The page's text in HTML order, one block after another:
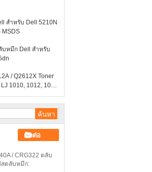
สำหรับ Dell 5210N
MSDS
บหมึก Dell สำหรับ
/ Q2612X Toner
1010, 1012, 1015,
ติดต่อ
/ CRG322 ตลับ
สตลับหมึก: